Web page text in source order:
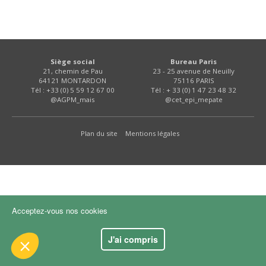
CEPM
IRRIGANTS DE FRANCE
GERM-SERVICES
EMPLOI
Siège social
21, chemin de Pau
64121 MONTARDON
Tél : +33 (0) 5 59 12 67 00
@AGPM_mais
Bureau Paris
23 - 25 avenue de Neuilly
75116 PARIS
Tél : + 33 (0) 1 47 23 48 32
@cet_epi_mepate
Plan du site Mentions légales
Acceptez-vous nos cookies
J'ai compris
contenu de ce site vous intéresse
:
certifiés par
Je choisis OK pour moi